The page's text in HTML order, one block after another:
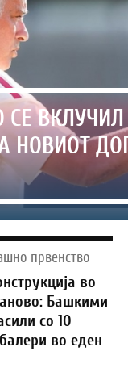
НОВИОТ
првенство
во
Башкими
со 10
во еден